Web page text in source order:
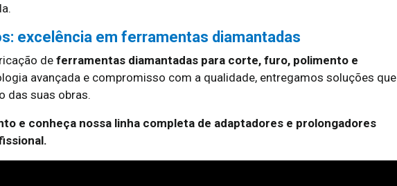
excelência em ferramentas diamantadas
de ferramentas diamantadas para corte, furo, polimento e
avançada e compromisso com a qualidade, entregamos soluções que
das suas obras.
e conheça nossa linha completa de adaptadores e prolongadores